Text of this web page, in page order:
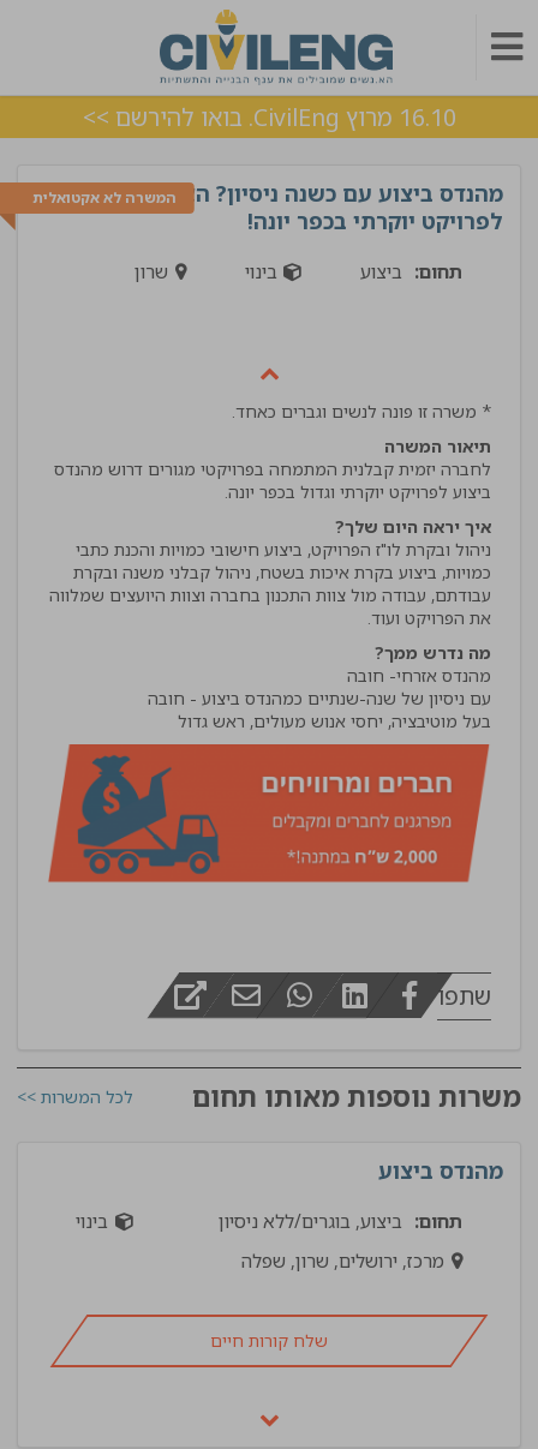
16.10 מרוץ CivilEng. בואו להירשם >>
המשרה לא אקטואליתמהנדס ביצוע עם כשנה ניסיון? הצטרף
לפרויקט יוקרתי בכפר יונה!
תחום: ביצוע בינוי שרון
* משרה זו פונה לנשים וגברים כאחד.
תיאור המשרה
לחברה יזמית קבלנית המתמחה בפרויקטי מגורים דרוש מהנדס
ביצוע לפרויקט יוקרתי וגדול בכפר יונה.
איך יראה היום שלך?
ניהול ובקרת לו"ז הפרויקט, ביצוע חישובי כמויות והכנת כתבי
כמויות, ביצוע בקרת איכות בשטח, ניהול קבלני משנה ובקרת
עבודתם, עבודה מול צוות התכנון בחברה וצוות היועצים שמלווה
את הפרויקט ועוד.
מה נדרש ממך?
בעל מוטיבציה, יחסי אנוש מעולים, ראש גדול
שתפו
משרות נוספות מאותו תחום לכל המשרות >>
מהנדס ביצוע
תחום: ביצוע, בוגרים/ללא ניסיון
בינוי
מרכז, ירושלים, שרון, שפלה
שלח קורות חיים